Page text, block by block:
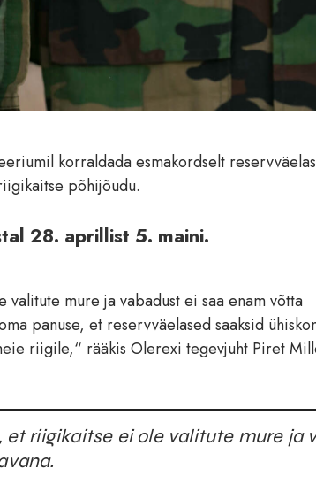
korraldada esmakordselt
põhijõudu.
28. aprillist 5. maini.
mure ja vabadust ei saa enam võtta
panuse, et reservväelased saaksid
riigile,“ rääkis Olerexi tegevjuht Piret
riigikaitse ei ole valitute mure ja